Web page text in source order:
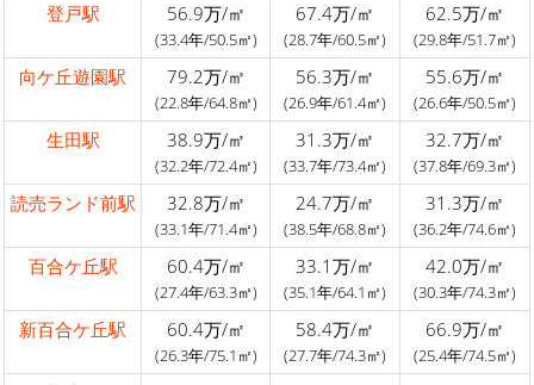
登戸駅 56.9万/㎡
(33.4年/50.5㎡)
67.4万/㎡
(28.7年/60.5㎡)
62.5万/㎡
(29.8年/51.7㎡)
向ケ丘遊園駅 79.2万/㎡
(22.8年/64.8㎡)
56.3万/㎡
(26.9年/61.4㎡)
55.6万/㎡
(26.6年/50.5㎡)
生田駅 38.9万/㎡
(32.2年/72.4㎡)
31.3万/㎡
(33.7年/73.4㎡)
32.7万/㎡
(37.8年/69.3㎡)
読売ランド前駅 32.8万/㎡
(33.1年/71.4㎡)
24.7万/㎡
(38.5年/68.8㎡)
31.3万/㎡
(36.2年/74.6㎡)
百合ケ丘駅 60.4万/㎡
(27.4年/63.3㎡)
33.1万/㎡
(35.1年/64.1㎡)
42.0万/㎡
(30.3年/74.3㎡)
新百合ケ丘駅 60.4万/㎡
(26.3年/75.1㎡)
58.4万/㎡
(27.7年/74.3㎡)
66.9万/㎡
(25.4年/74.5㎡)